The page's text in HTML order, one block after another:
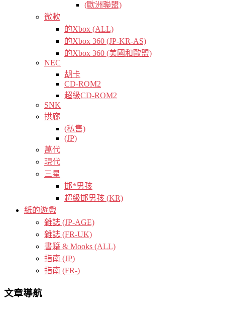
(歐洲聯盟)
微軟
的Xbox (ALL)
的Xbox 360 (JP-KR-AS)
的Xbox 360 (美國和歐盟)
NEC
胡卡
CD-ROM2
超級CD-ROM2
SNK
拱廊
(私售)
(JP)
萬代
現代
三星
邯*男孩
超級邯男孩 (KR)
紙的遊戲
雜誌 (JP-AGE)
雜誌 (FR-UK)
書籍 & Mooks (ALL)
指南 (JP)
指南 (FR-)
文章導航